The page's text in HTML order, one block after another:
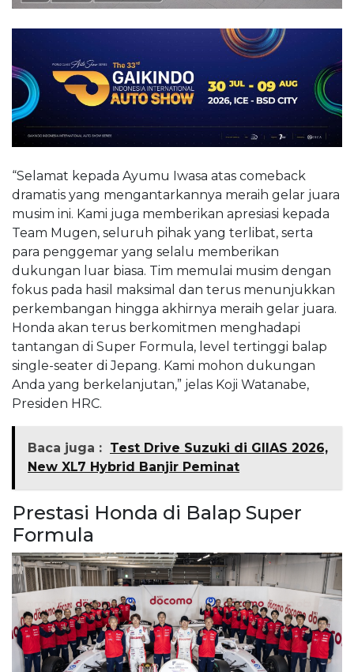
“Selamat kepada Ayumu Iwasa atas comeback
dramatis yang mengantarkannya meraih gelar juara
musim ini. Kami juga memberikan apresiasi kepada
Team Mugen, seluruh pihak yang terlibat, serta
para penggemar yang selalu memberikan
dukungan luar biasa. Tim memulai musim dengan
fokus pada hasil maksimal dan terus menunjukkan
perkembangan hingga akhirnya meraih gelar juara.
Honda akan terus berkomitmen menghadapi
tantangan di Super Formula, level tertinggi balap
single-seater di Jepang. Kami mohon dukungan
Anda yang berkelanjutan,” jelas Koji Watanabe,
Presiden HRC.
Baca juga : Test Drive Suzuki di GIIAS 2026,
New XL7 Hybrid Banjir Peminat
Prestasi Honda di Balap Super
Formula